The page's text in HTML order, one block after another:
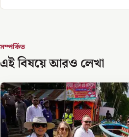
সম্পর্কিত
এই বিষয়ে আরও লেখা